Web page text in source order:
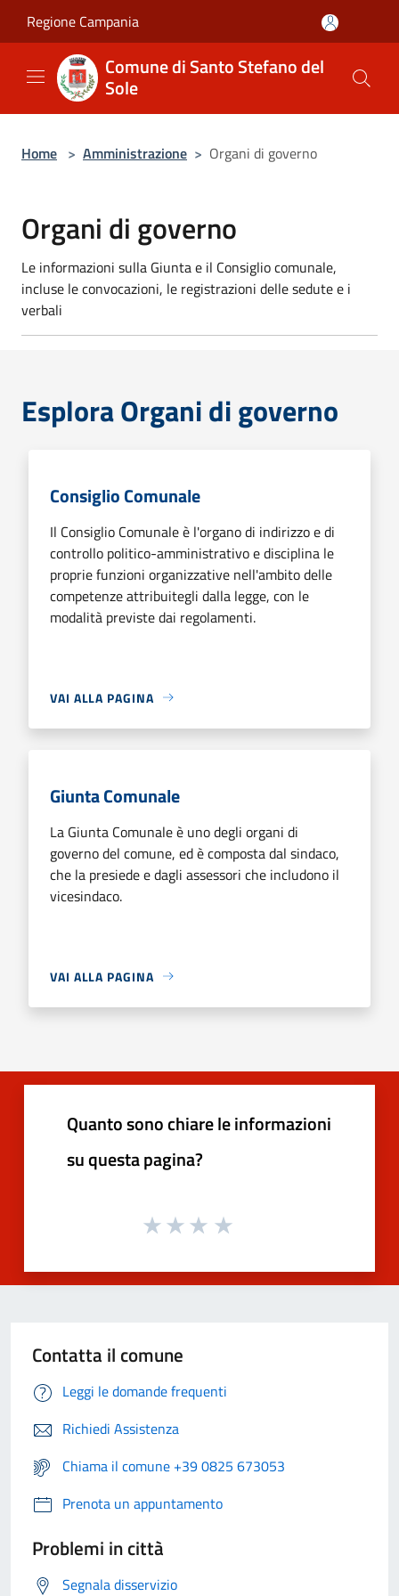
Regione Campania
Comune di Santo Stefano del
Sole
Home > Amministrazione > Organi di governo
Organi di governo
Le informazioni sulla Giunta e il Consiglio comunale,
incluse le convocazioni, le registrazioni delle sedute e i
verbali
Esplora Organi di governo
Consiglio Comunale
Il Consiglio Comunale è l'organo di indirizzo e di
controllo politico-amministrativo e disciplina le
proprie funzioni organizzative nell'ambito delle
competenze attribuitegli dalla legge, con le
modalità previste dai regolamenti.
VAI ALLA PAGINA
Giunta Comunale
La Giunta Comunale è uno degli organi di
governo del comune, ed è composta dal sindaco,
che la presiede e dagli assessori che includono il
vicesindaco.
VAI ALLA PAGINA
Quanto sono chiare le informazioni
su questa pagina?
Contatta il comune
Leggi le domande frequenti
Richiedi Assistenza
Chiama il comune +39 0825 673053
Prenota un appuntamento
Problemi in città
Segnala disservizio